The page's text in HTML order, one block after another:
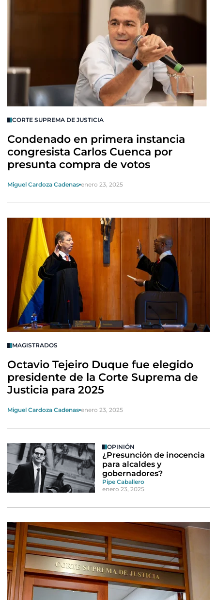
CORTE SUPREMA DE JUSTICIA
Condenado en primera instancia
congresista Carlos Cuenca por
presunta compra de votos
Miguel Cardoza Cadenas enero 23, 2025
MAGISTRADOS
Octavio Tejeiro Duque fue elegido
presidente de la Corte Suprema de
Justicia para 2025
Miguel Cardoza Cadenas enero 23, 2025
OPINIÓN
¿Presunción de inocencia
para alcaldes y
gobernadores?
Pipe Caballero
enero 23, 2025